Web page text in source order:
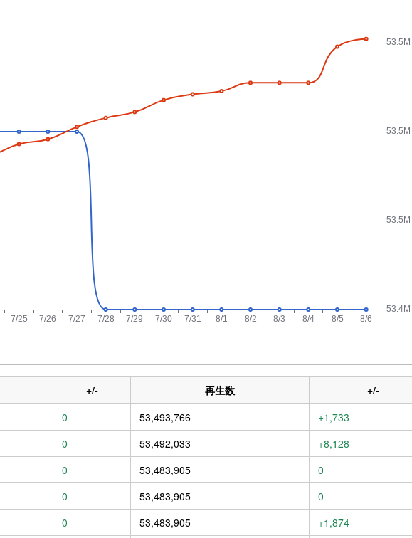
+/- 再生数
+/-
0 53,493,766
+1,733
0 53,492,033
+8,128
0 53,483,905
0
0 53,483,905
0
0 53,483,905
+1,874